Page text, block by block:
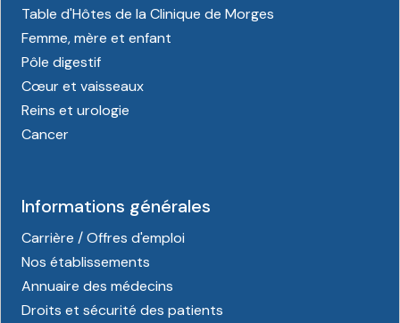
Table d'Hôtes de la Clinique de Morges
Femme, mère et enfant
Pôle digestif
Cœur et vaisseaux
Reins et urologie
Cancer
Informations générales
Carrière / Offres d'emploi
Nos établissements
Annuaire des médecins
Droits et sécurité des patients